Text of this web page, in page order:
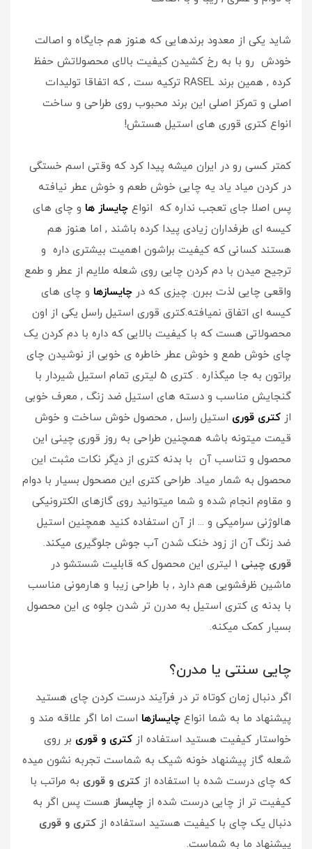
شاید یکی از معدود برندهایی که هنوز هم جایگاه و اصالت
خودش رو با به رخ کشیدن کیفیت بالای محصولاتش حفظ
کرده , همین برند RASEL ترکیه ست , که اتفاقا تولیدات
اصلی و تمرکز اصلی این برند محبوب روی طراحی و ساخت
انواع کتری قوری های استیل هستش!
کمتر کسی رو در ایران میشه پیدا کرد که وقتی اسم خستگی
در کردن میاد یاد یه چایی خوش طعم و خوش عطر نیافته
پس اصلا جای تعجب نداره که انواع چایساز ها و چای های
کیسه ای طرفداران زیادی پیدا کرده باشند , اما هنوز هم
هستند کسانی که کیفیت براشون اهمیت بیشتری داره و
ترجیح میدن با دم کردن چایی روی شعله ملایم از عطر و طمع
واقعی چایی لذت ببرن. چیزی که در چایسازها و چای های
کیسه ای اتفاق نمیافته.کتری قوری استیل راسل یکی از اون
محصولاتی هست که با کیفیت بالایی که داره با دم کردن یک
چای خوش طمع و خوش عطر خاطره ی خوبی از نوشیدن چای
براتون به جا میگذاره . کتری 5 لیتری تمام استیل شیردار با
گنجایش مناسب و دسته های استیل ضد زنگ , معرف خوبی
از کتری قوری استیل راسل , محصول خوش ساخت و خوش
قیمت میتونه باشه همچنین طراحی به روز قوری چینی این
محصول و تناسب آن با بدنه کتری از دیگر نکات مثبت این
محصول به شمار میاد. طراحی کتری این مصحول بسیار با دوام
و مقاوم انجام شده و شما میتوانید روی گازهای الکترونیکی
هالوژنی سرامیکی و ... از آن استفاده کنید همچنین استیل
ضد زنگ آن از زود خنک شدن آب جوش جلوگیری میکند.
قوری چینی
1 لیتری این محصول که قابلیت شستشو در
ماشین ظرفشویی هم دارد , با طراحی زیبا و هارمونی مناسب
با بدنه ی کتری استیل به مدرن تر شدن جلوه ی این محصول
بسیار کمک میکنه.
چایی سنتی یا مدرن؟
اگر دنبال زمان کوتاه تر در فرآیند درست کردن چای هستید
پیشنهاد ما به شما انواع چایسازها است اما اگر علاقه مند و
خواستار کیفیت هستید استفاده از کتری و قوری بر روی
شعله گاز پیشنهاد خونه شیک به شماست تجربه نشون میده
که چای درست شده با استفاده از کتری و قوری به مراتب با
کیفیت تر از چایی درست شده از چایساز هست پس اگر به
دنبال یک چای با کیفیت هستید استفاده از کتری و قوری
پیشنهاد ما به شماست.